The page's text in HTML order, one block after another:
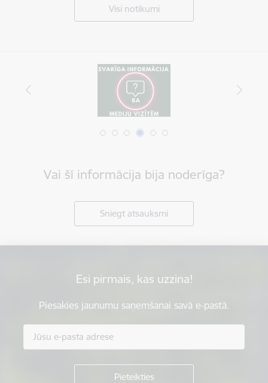
Visi notikumi
Vai šī informācija bija noderīga?
Sniegt atsauksmi
Esi pirmais, kas uzzina!
Piesakies jaunumu saņemšanai savā e-pastā.